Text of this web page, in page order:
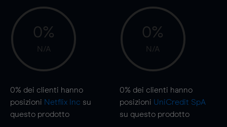
0%
N/A
0% dei clienti hanno
posizioni Netflix Inc su
questo prodotto
0%
N/A
0% dei clienti hanno
posizioni UniCredit SpA
su questo prodotto